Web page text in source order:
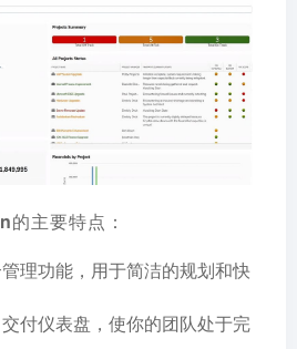
主要特点：
理功能，用于简洁的规划和快
付仪表盘，使你的团队处于完